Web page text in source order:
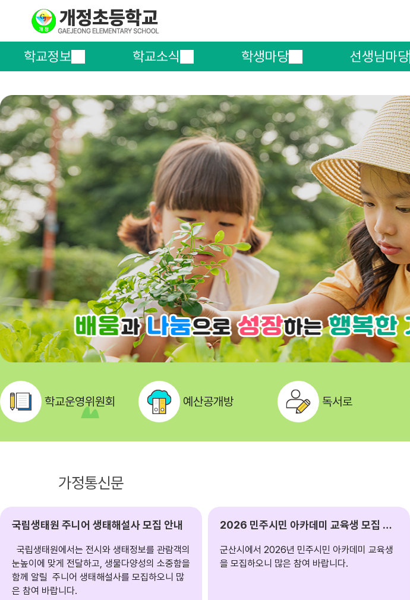
학교정보 학교소식 학생마당 선생님마당
학교운영위원회 예산공개방 독서로
가정통신문
국립생태원 주니어 생태해설사 모집 안내
국립생태원에서는 전시와 생태정보를 관람객의
눈높이에 맞게 전달하고, 생물다양성의 소중함을
함께 알릴 주니어 생태해설사를 모집하오니 많
은 참여 바랍니다.
2026 민주시민 아카데미 교육생 모집 안내
군산시에서 2026년 민주시민 아카데미 교육생
을 모집하오니 많은 참여 바랍니다.